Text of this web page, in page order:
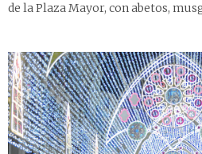
de la Plaza Mayor, con abetos,